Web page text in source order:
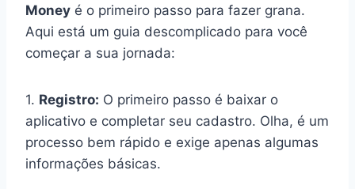
Money é o primeiro passo para fazer grana.
Aqui está um guia descomplicado para você
começar a sua jornada:
1. Registro: O primeiro passo é baixar o
aplicativo e completar seu cadastro. Olha, é um
processo bem rápido e exige apenas algumas
informações básicas.